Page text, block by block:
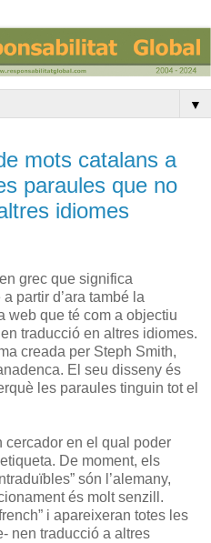
▼
mots catalans a
paraules que no
idiomes
grec que significa
partir d’ara també la
web que té com a objectiu
traducció en altres idiomes.
creada per Steph Smith,
El seu disseny és
les paraules tinguin tot el
cercador en el qual poder
De moment, els
són l’alemany,
és molt senzill.
i apareixeran totes les
nen traducció a altres